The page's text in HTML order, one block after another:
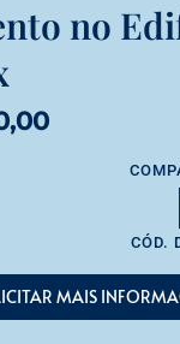
no
CÓD.
MAIS